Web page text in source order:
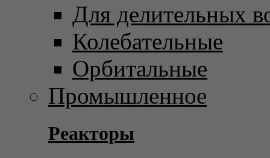
Для делительных
Колебательные
Орбитальные
Промышленное
Реакторы